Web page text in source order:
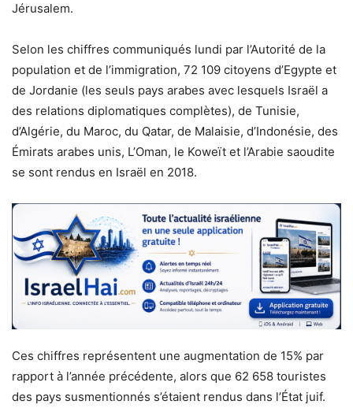
Jérusalem.
Selon les chiffres communiqués lundi par l’Autorité de la
population et de l’immigration, 72 109 citoyens d’Egypte et
de Jordanie (les seuls pays arabes avec lesquels Israël a
des relations diplomatiques complètes), de Tunisie,
d’Algérie, du Maroc, du Qatar, de Malaisie, d’Indonésie, des
Émirats arabes unis, L’Oman, le Koweït et l’Arabie saoudite
se sont rendus en Israël en 2018.
Ces chiffres représentent une augmentation de 15% par
rapport à l’année précédente, alors que 62 658 touristes
des pays susmentionnés s’étaient rendus dans l’État juif.